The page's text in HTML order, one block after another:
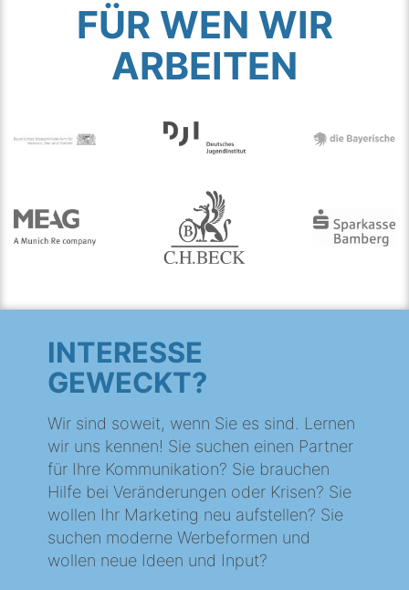
FÜR WEN WIR
ARBEITEN
INTERESSE
GEWECKT?
Wir sind soweit, wenn Sie es sind. Lernen
wir uns kennen! Sie suchen einen Partner
für Ihre Kommunikation? Sie brauchen
Hilfe bei Veränderungen oder Krisen? Sie
wollen Ihr Marketing neu aufstellen? Sie
suchen moderne Werbeformen und
wollen neue Ideen und Input?